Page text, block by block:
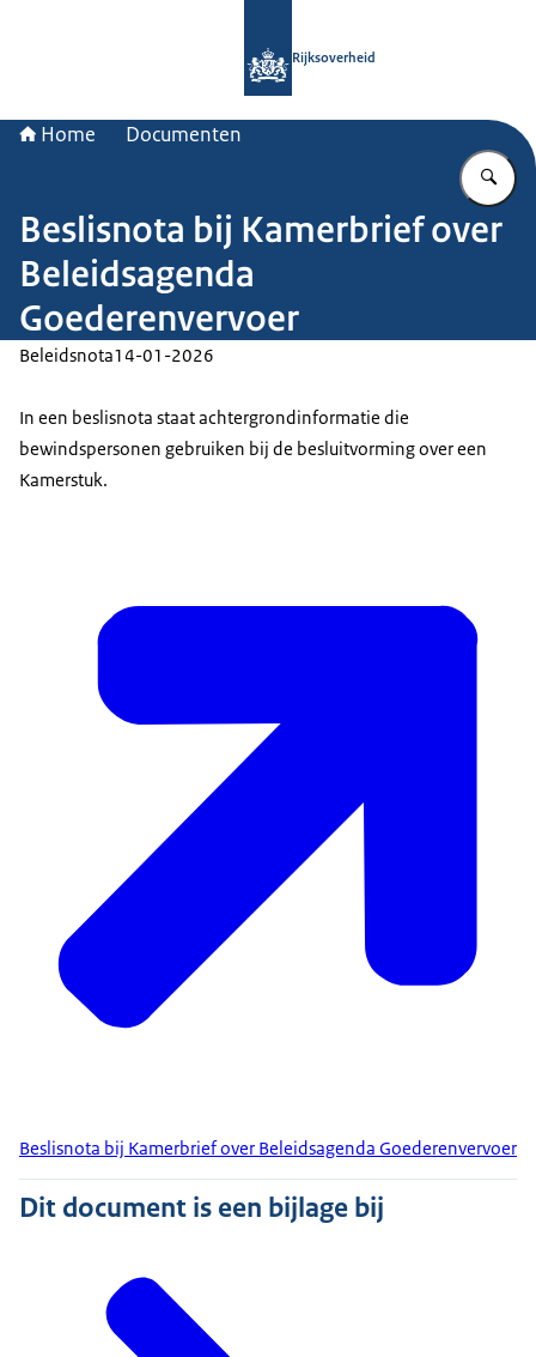
Rijksoverheid
Home Documenten
Beslisnota bij Kamerbrief over
Beleidsagenda
Goederenvervoer
Beleidsnota14-01-2026
In een beslisnota staat achtergrondinformatie die
bewindspersonen gebruiken bij de besluitvorming over een
Kamerstuk.
Beslisnota bij Kamerbrief over Beleidsagenda Goederenvervoer
Dit document is een bijlage bij